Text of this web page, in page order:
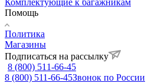
Помощь
Политика
Магазины
Подписаться на рассылку
8 (800) 511-66-45
8 (800) 511-66-45Звонок по России